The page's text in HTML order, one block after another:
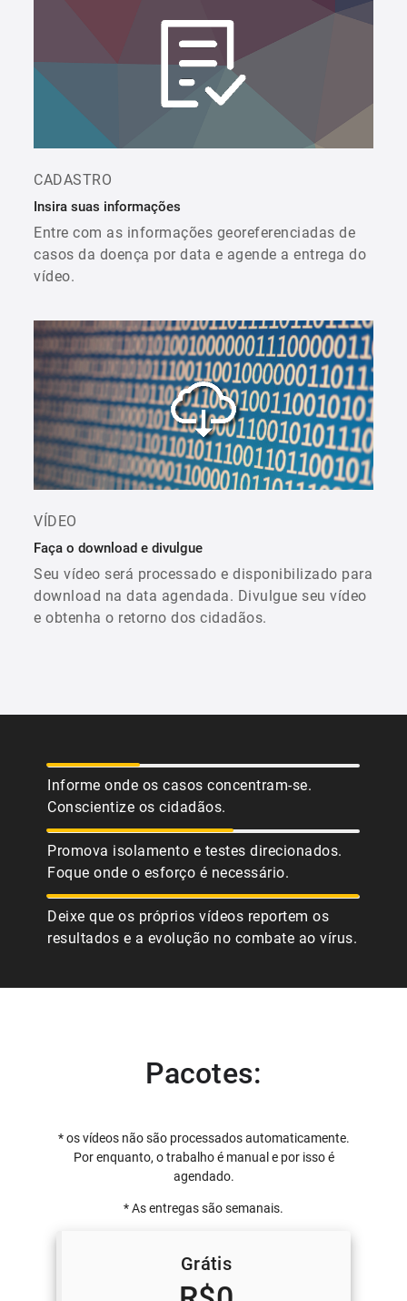
CADASTRO
Insira suas informações
Entre com as informações georeferenciadas de
casos da doença por data e agende a entrega do
vídeo.
VÍDEO
Faça o download e divulgue
Seu vídeo será processado e disponibilizado para
download na data agendada. Divulgue seu vídeo
e obtenha o retorno dos cidadãos.
Informe onde os casos concentram-se.
Conscientize os cidadãos.
Promova isolamento e testes direcionados.
Foque onde o esforço é necessário.
Deixe que os próprios vídeos reportem os
resultados e a evolução no combate ao vírus.
Pacotes:
* os vídeos não são processados automaticamente.
Por enquanto, o trabalho é manual e por isso é
agendado.
* As entregas são semanais.
Grátis